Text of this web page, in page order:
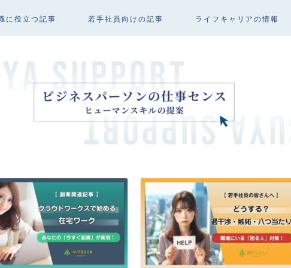
に役立つ記事 若手社員向けの記事 ライフキャリアの情報